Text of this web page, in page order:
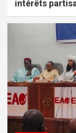
intérêts